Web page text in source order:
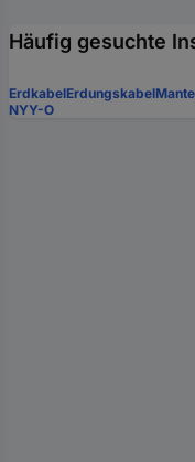
Häufig gesuchte
ErdkabelErdungskabel
NYY-O